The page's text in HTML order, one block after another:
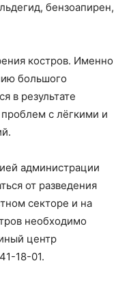
бензоапирен,
костров. Именно
большого
в результате
с лёгкими и
администрации
от разведения
секторе и на
необходимо
центр
18-01.